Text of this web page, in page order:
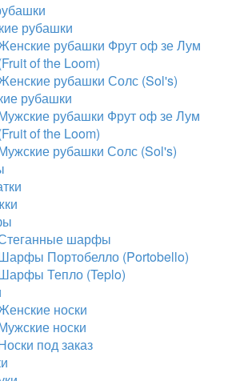
рубашки
рубашки Фрут оф зе Лум
of the Loom)
рубашки Солс (Sol's)
рубашки
рубашки Фрут оф зе Лум
of the Loom)
рубашки Солс (Sol's)
шарфы
Портобелло (Portobello)
Тепло (Teplo)
носки
носки
под заказ